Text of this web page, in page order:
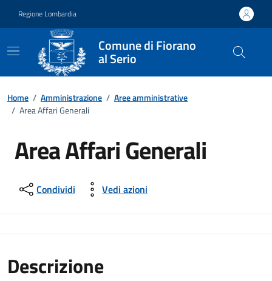
Regione Lombardia
Comune di Fiorano
al Serio
Home / Amministrazione / Aree amministrative
/ Area Affari Generali
Area Affari Generali
Condividi Vedi azioni
Descrizione